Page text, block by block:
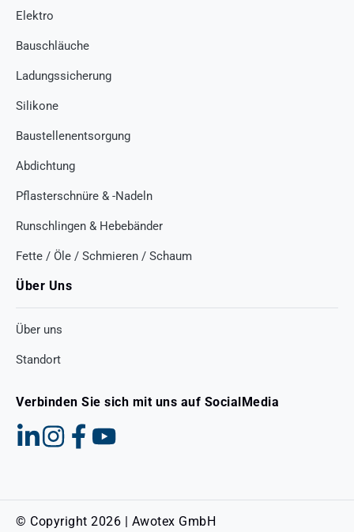
Elektro
Bauschläuche
Ladungssicherung
Silikone
Baustellenentsorgung
Abdichtung
Pflasterschnüre & -Nadeln
Runschlingen & Hebebänder
Fette / Öle / Schmieren / Schaum
Über Uns
Über uns
Standort
Verbinden Sie sich mit uns auf SocialMedia
© Copyright 2026 | Awotex GmbH